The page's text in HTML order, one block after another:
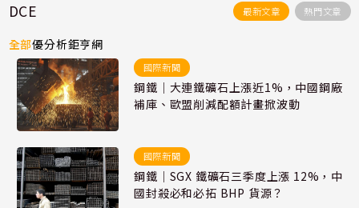
DCE 最新文章 熱門文章
全部優分析鉅亨網
國際新聞
鋼鐵｜大連鐵礦石上漲近1%，中國鋼廠
補庫、歐盟削減配額計畫掀波動
國際新聞
鋼鐵｜SGX 鐵礦石三季度上漲 12%，中
國封殺必和必拓 BHP 貨源？